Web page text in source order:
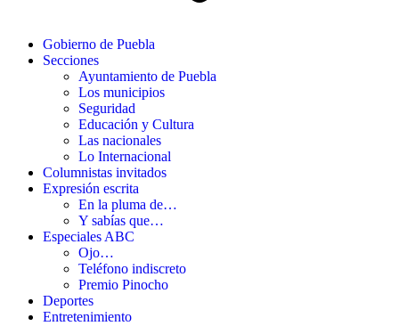
Gobierno de Puebla
Secciones
Ayuntamiento de Puebla
Los municipios
Seguridad
Educación y Cultura
Las nacionales
Lo Internacional
Columnistas invitados
Expresión escrita
En la pluma de…
Y sabías que…
Especiales ABC
Ojo…
Teléfono indiscreto
Premio Pinocho
Deportes
Entretenimiento